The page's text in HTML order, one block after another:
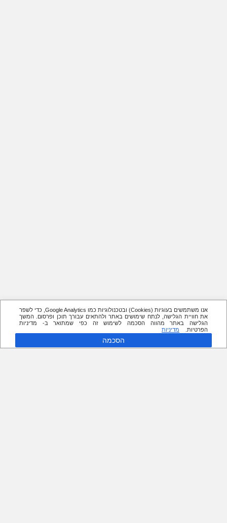
אנו משתמשים בעוגיות (Cookies) ובטכנולוגיות כמו Google Analytics, כדי לשפר
את חוויית הגלישה, לנתח שימושים באתר ולהתאים עבורך תוכן ופרסום. המשך
הגלישה באתר מהווה הסכמה לשימוש זה כפי שמתואר ב- מדיניות
הפרטיות.
מדיניות
הסכמה